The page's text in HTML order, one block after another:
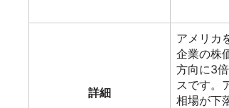
詳細
アメリカ
企業の株
方向に3
スです。
相場が下